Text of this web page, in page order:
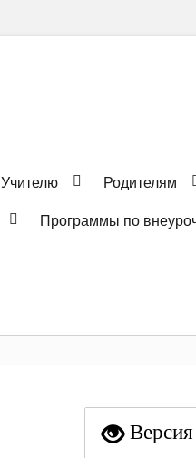
Учителю Родителям
Программы по